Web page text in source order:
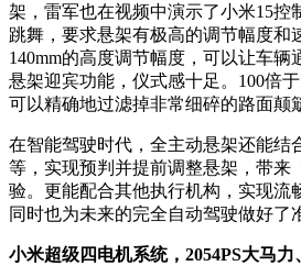
架，雷军也在视频中演示了小米15控
跳舞，要求悬架有极高的调节幅度和
140mm的高度调节幅度，可以让车
悬架迎宾功能，仪式感十足。100倍
可以精确地过滤掉非常细碎的路面颠
在智能驾驶时代，全主动悬架还能结
等，实现预判并提前调整悬架，带来
验。更能配合其他执行机构，实现流
同时也为未来的完全自动驾驶做好了
小米超级四电机系统，2054PS大马力